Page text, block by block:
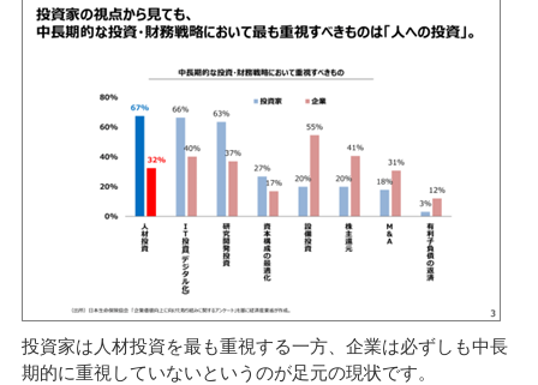
投資家は人材投資を最も重視する一方、企業は必ずしも中長
期的に重視していないというのが足元の現状です。